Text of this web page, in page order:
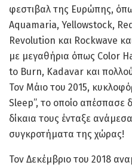
φεστιβαλ της Ευρώπης,
Aquamaria, Yellowstock,
Revolution και Rockwave
με μεγαθήρια όπως Color
to Burn, Kadavar και
Τον Μάιο του 2015,
Sleep”, το οποίο απέσπασε
δίκαια τους ένταξε
συγκροτήματα της χώρας!
Τον Δεκέμβριο του 2018